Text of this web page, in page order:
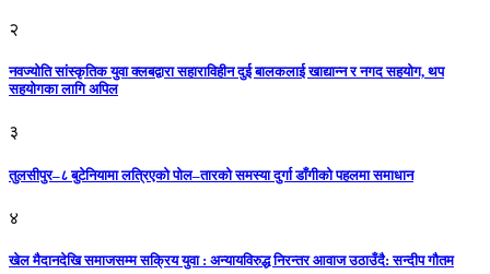
२
नवज्योति सांस्कृतिक युवा क्लबद्वारा सहाराविहीन दुई बालकलाई खाद्यान्न र नगद सहयोग, थप
सहयोगका लागि अपिल
३
तुलसीपुर–८ बुटेनियामा लत्रिएको पोल–तारको समस्या दुर्गा डाँगीको पहलमा समाधान
४
खेल मैदानदेखि समाजसम्म सक्रिय युवा : अन्यायविरुद्ध निरन्तर आवाज उठाउँदै: सन्दीप गौतम